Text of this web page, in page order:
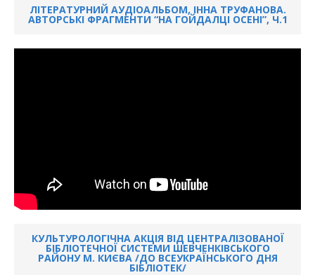
ЛІТЕРАТУРНИЙ АУДІОАЛЬБОМ, ІННА ТРУФАНОВА.
АВТОРСЬКІ ФРАГМЕНТИ “НА ГОЙДАЛЦІ ОСЕНІ”, Ч.1
КУЛЬТУРОЛОГІЧНА АКЦІЯ ВІД ЦЕНТРАЛІЗОВАНОЇ
БІБЛІОТЕЧНОЇ СИСТЕМИ ШЕВЧЕНКІВСЬКОГО
РАЙОНУ М. КИЄВА /ДО ВСЕУКРАЇНСЬКОГО ДНЯ
БІБЛІОТЕК/